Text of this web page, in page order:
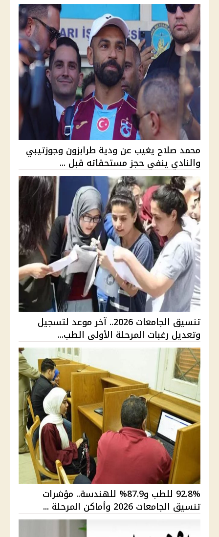
محمد صلاح يغيب عن ودية طرابزون وجوزتيبي
والنادي ينفي حجز مستحقاته قبل ...
تنسيق الجامعات 2026.. آخر موعد لتسجيل
وتعديل رغبات المرحلة الأولى الطب...
92.8% للطب و87.9% للهندسة.. مؤشرات
تنسيق الجامعات 2026 وأماكن المرحلة ...